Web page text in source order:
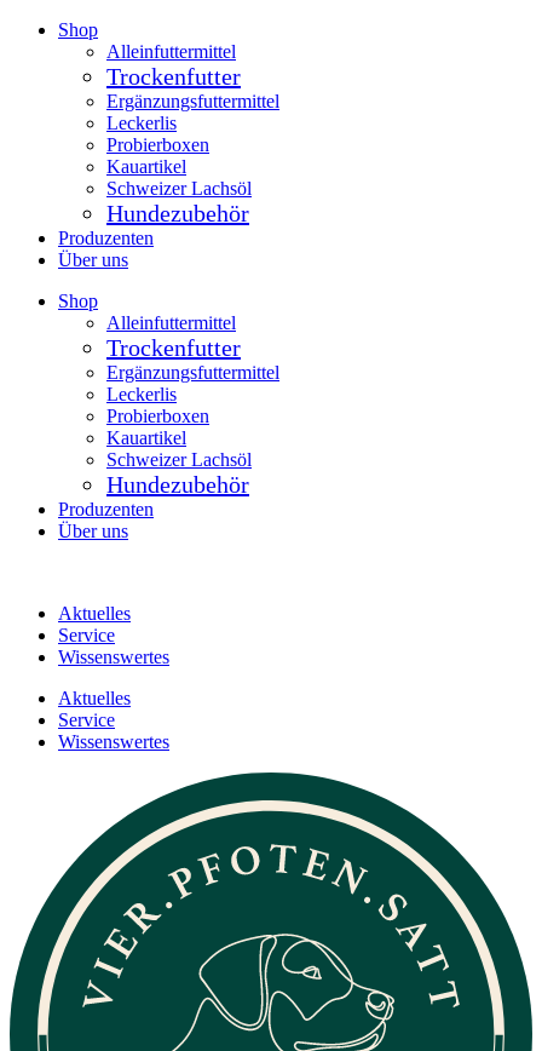
Zum
Shop
Alleinfuttermittel
Trockenfutter
Ergänzungsfuttermittel
Leckerlis
Probierboxen
Kauartikel
Schweizer Lachsöl
Hundezubehör
Produzenten
Über uns
Shop
Alleinfuttermittel
Trockenfutter
Ergänzungsfuttermittel
Leckerlis
Probierboxen
Kauartikel
Schweizer Lachsöl
Hundezubehör
Produzenten
Über uns
Aktuelles
Service
Wissenswertes
Aktuelles
Service
Wissenswertes